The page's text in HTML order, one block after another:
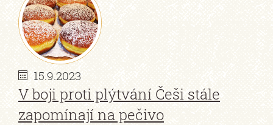
15.9.2023
V boji proti plýtvání Češi stále
zapomínají na pečivo